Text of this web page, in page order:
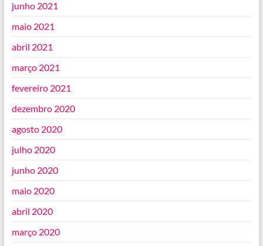
junho 2021
maio 2021
abril 2021
março 2021
fevereiro 2021
dezembro 2020
agosto 2020
julho 2020
junho 2020
maio 2020
abril 2020
março 2020